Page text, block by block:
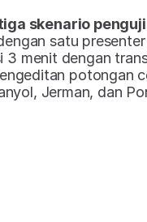
skenario
satu
3 menit dengan
potongan
Jerman, dan